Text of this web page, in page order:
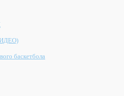
баскетбола